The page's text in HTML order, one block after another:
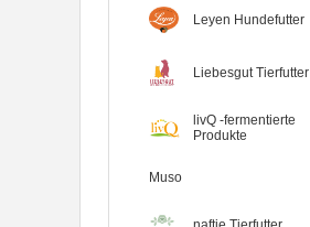
Leyen Hundefutter
Liebesgut Tierfutter
livQ -fermentierte
Produkte
Muso